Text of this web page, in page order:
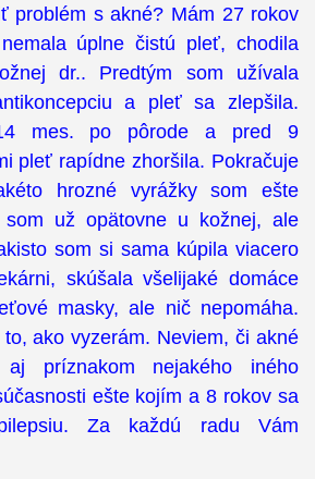
problém s akné? Mám 27 rokov
úplne čistú pleť, chodila
dr.. Predtým som užívala
a pleť sa zlepšila.
mes. po pôrode a pred 9
pleť rapídne zhoršila. Pokračuje
hrozné vyrážky som ešte
som už opätovne u kožnej, ale
som si sama kúpila viacero
skúšala všelijaké domáce
masky, ale nič nepomáha.
ako vyzerám. Neviem, či akné
príznakom nejakého iného
ešte kojím a 8 rokov sa
Za každú radu Vám